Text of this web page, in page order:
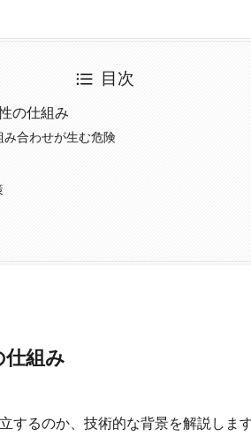
目次
の仕組み
合わせが生む危険
仕組み
するのか、技術的な背景を解説します